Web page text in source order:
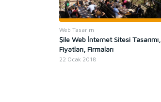
Web Tasarım
Şile Web İnternet Sitesi Tasarımı,
Fiyatları, Firmaları
22 Ocak 2018